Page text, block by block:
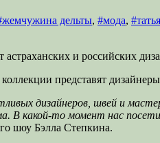
дельты, #мода,
и российских
представят
дизайнеров, швей и
В какой-то момент нас
шоу Бэлла Степкина.